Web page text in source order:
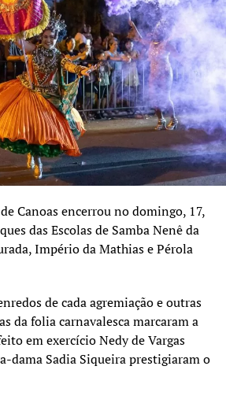
Canoas encerrou no domingo, 17,
das Escolas de Samba Nenê da
Império da Mathias e Pérola
de cada agremiação e outras
da folia carnavalesca marcaram a
em exercício Nedy de Vargas
dama Sadia Siqueira prestigiaram o